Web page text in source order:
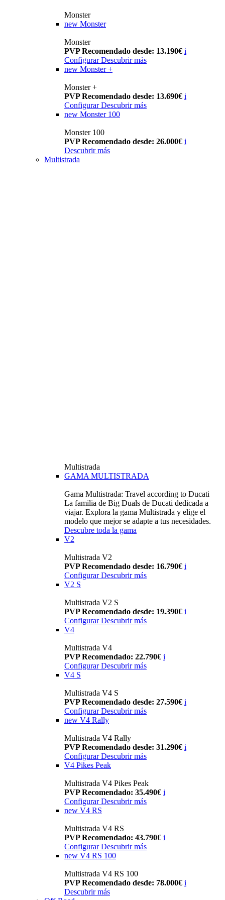
Monster
new Monster
Monster
PVP Recomendado desde: 13.190€ i
Configurar Descubrir más
new Monster +
Monster +
PVP Recomendado desde: 13.690€ i
Configurar Descubrir más
new Monster 100
Monster 100
PVP Recomendado desde: 26.000€ i
Descubrir más
Multistrada
Multistrada
GAMA MULTISTRADA
Gama Multistrada: Travel according to Ducati
La familia de Big Duals de Ducati dedicada a
viajar. Explora la gama Multistrada y elige el
modelo que mejor se adapte a tus necesidades.
Descubre toda la gama
V2
Multistrada V2
PVP Recomendado desde: 16.790€ i
Configurar Descubrir más
V2 S
Multistrada V2 S
PVP Recomendado desde: 19.390€ i
Configurar Descubrir más
V4
Multistrada V4
PVP Recomendado: 22.790€ i
Configurar Descubrir más
V4 S
Multistrada V4 S
PVP Recomendado desde: 27.590€ i
Configurar Descubrir más
new V4 Rally
Multistrada V4 Rally
PVP Recomendado desde: 31.290€ i
Configurar Descubrir más
V4 Pikes Peak
Multistrada V4 Pikes Peak
PVP Recomendado: 35.490€ i
Configurar Descubrir más
new V4 RS
Multistrada V4 RS
PVP Recomendado: 43.790€ i
ConfigurarDescubrir más
new V4 RS 100
Multistrada V4 RS 100
PVP Recomendado desde: 78.000€ i
Descubrir más